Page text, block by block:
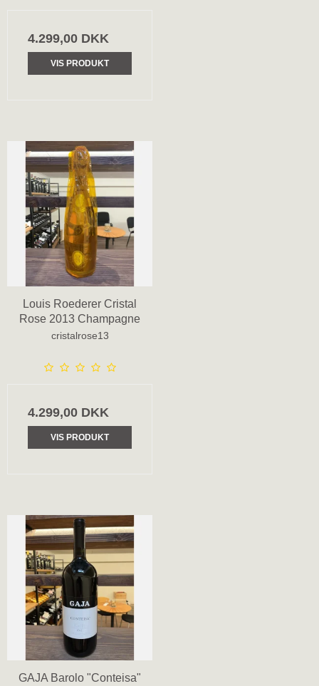
4.299,00 DKK
VIS PRODUKT
Louis Roederer Cristal
Rose 2013 Champagne
cristalrose13
4.299,00 DKK
VIS PRODUKT
GAJA Barolo "Conteisa"